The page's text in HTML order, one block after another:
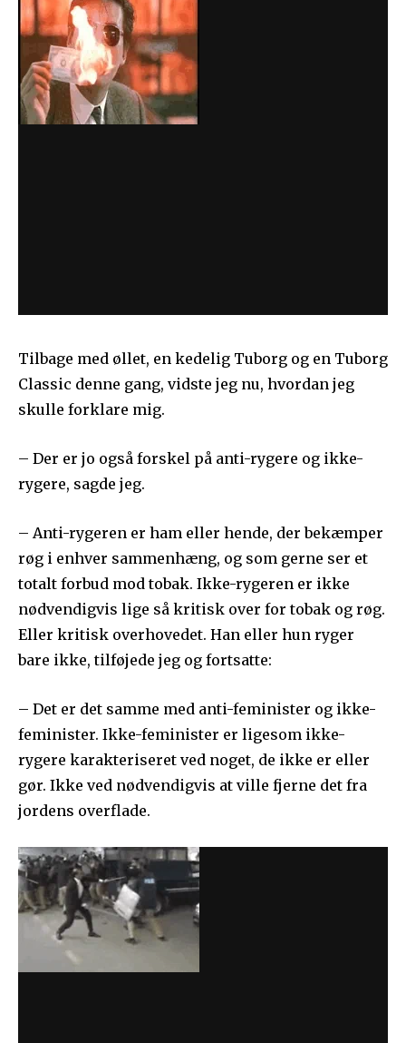
Tilbage med øllet, en kedelig Tuborg og en Tuborg
Classic denne gang, vidste jeg nu, hvordan jeg
skulle forklare mig.
– Der er jo også forskel på anti-rygere og ikke-
rygere, sagde jeg.
– Anti-rygeren er ham eller hende, der bekæmper
røg i enhver sammenhæng, og som gerne ser et
totalt forbud mod tobak. Ikke-rygeren er ikke
nødvendigvis lige så kritisk over for tobak og røg.
Eller kritisk overhovedet. Han eller hun ryger
bare ikke, tilføjede jeg og fortsatte:
– Det er det samme med anti-feminister og ikke-
feminister. Ikke-feminister er ligesom ikke-
rygere karakteriseret ved noget, de ikke er eller
gør. Ikke ved nødvendigvis at ville fjerne det fra
jordens overflade.